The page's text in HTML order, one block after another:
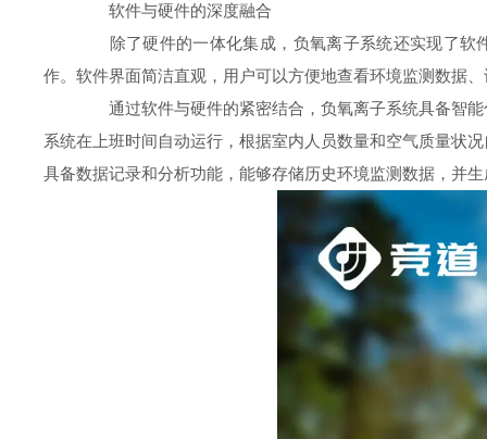
软件与硬件的深度融合
除了硬件的一体化集成，负氧离子系统还实现了软
作。软件界面简洁直观，用户可以方便地查看环境监测数据
通过软件与硬件的紧密结合，负氧离子系统具备智能
系统在上班时间自动运行，根据室内人员数量和空气质量状
具备数据记录和分析功能，能够存储历史环境监测数据，并